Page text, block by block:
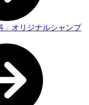
」オリジナルシャンプ